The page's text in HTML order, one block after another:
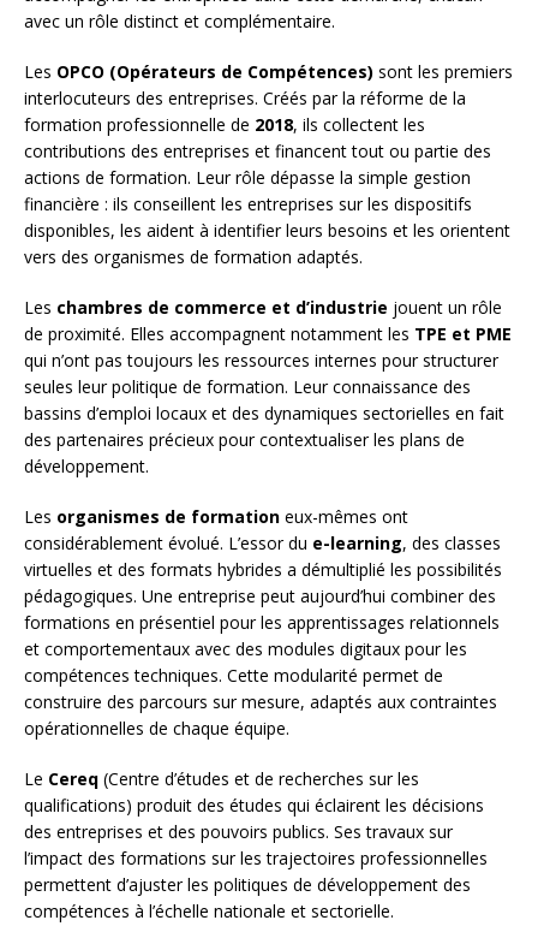
avec un rôle distinct et complémentaire.
Les OPCO (Opérateurs de Compétences) sont les premiers
interlocuteurs des entreprises. Créés par la réforme de la
formation professionnelle de 2018, ils collectent les
contributions des entreprises et financent tout ou partie des
actions de formation. Leur rôle dépasse la simple gestion
financière : ils conseillent les entreprises sur les dispositifs
disponibles, les aident à identifier leurs besoins et les orientent
vers des organismes de formation adaptés.
Les chambres de commerce et d’industrie jouent un rôle
de proximité. Elles accompagnent notamment les TPE et PME
qui n’ont pas toujours les ressources internes pour structurer
seules leur politique de formation. Leur connaissance des
bassins d’emploi locaux et des dynamiques sectorielles en fait
des partenaires précieux pour contextualiser les plans de
développement.
Les organismes de formation eux-mêmes ont
considérablement évolué. L’essor du e-learning, des classes
virtuelles et des formats hybrides a démultiplié les possibilités
pédagogiques. Une entreprise peut aujourd’hui combiner des
formations en présentiel pour les apprentissages relationnels
et comportementaux avec des modules digitaux pour les
compétences techniques. Cette modularité permet de
construire des parcours sur mesure, adaptés aux contraintes
opérationnelles de chaque équipe.
Le Cereq (Centre d’études et de recherches sur les
qualifications) produit des études qui éclairent les décisions
des entreprises et des pouvoirs publics. Ses travaux sur
l’impact des formations sur les trajectoires professionnelles
permettent d’ajuster les politiques de développement des
compétences à l’échelle nationale et sectorielle.